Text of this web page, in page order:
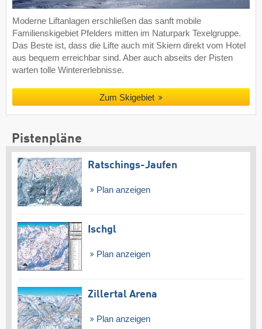
Moderne Liftanlagen erschließen das sanft mobile
Familienskigebiet Pfelders mitten im Naturpark Texelgruppe.
Das Beste ist, dass die Lifte auch mit Skiern direkt vom Hotel
aus bequem erreichbar sind. Aber auch abseits der Pisten
warten tolle Wintererlebnisse.
Zum Skigebiet
Pistenpläne
Ratschings-Jaufen
Plan anzeigen
Ischgl
Plan anzeigen
Zillertal Arena
Plan anzeigen